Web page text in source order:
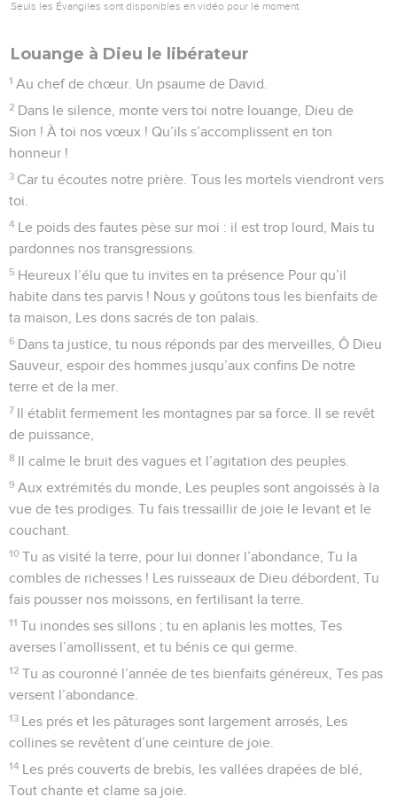
Seuls les Évangiles sont disponibles en vidéo pour le moment.
Louange à Dieu le libérateur
1 Au chef de chœur. Un psaume de David.
2 Dans le silence, monte vers toi notre louange, Dieu de
Sion ! À toi nos vœux ! Qu’ils s’accomplissent en ton
honneur !
3 Car tu écoutes notre prière. Tous les mortels viendront vers
toi.
4 Le poids des fautes pèse sur moi : il est trop lourd, Mais tu
pardonnes nos transgressions.
5 Heureux l’élu que tu invites en ta présence Pour qu’il
habite dans tes parvis ! Nous y goûtons tous les bienfaits de
ta maison, Les dons sacrés de ton palais.
6 Dans ta justice, tu nous réponds par des merveilles, Ô Dieu
Sauveur, espoir des hommes jusqu’aux confins De notre
terre et de la mer.
7 Il établit fermement les montagnes par sa force. Il se revêt
de puissance,
8 Il calme le bruit des vagues et l’agitation des peuples.
9 Aux extrémités du monde, Les peuples sont angoissés à la
vue de tes prodiges. Tu fais tressaillir de joie le levant et le
couchant.
10 Tu as visité la terre, pour lui donner l’abondance, Tu la
combles de richesses ! Les ruisseaux de Dieu débordent, Tu
fais pousser nos moissons, en fertilisant la terre.
11 Tu inondes ses sillons ; tu en aplanis les mottes, Tes
averses l’amollissent, et tu bénis ce qui germe.
12 Tu as couronné l’année de tes bienfaits généreux, Tes pas
versent l’abondance.
13 Les prés et les pâturages sont largement arrosés, Les
collines se revêtent d’une ceinture de joie.
14 Les prés couverts de brebis, les vallées drapées de blé,
Tout chante et clame sa joie.